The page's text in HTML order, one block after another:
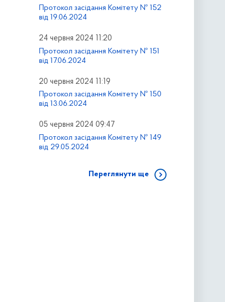
Протокол засідання Комітету № 152
від 19.06.2024
24 червня 2024 11:20
Протокол засідання Комітету № 151
від 17.06.2024
20 червня 2024 11:19
Протокол засідання Комітету № 150
від 13.06.2024
05 червня 2024 09:47
Протокол засідання Комітету № 149
від 29.05.2024
Переглянути ще